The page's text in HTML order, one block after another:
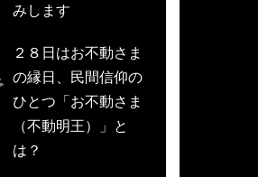
みします
２８日はお不動さま
の縁日、民間信仰の
ひとつ「お不動さま
（不動明王）」と
は？